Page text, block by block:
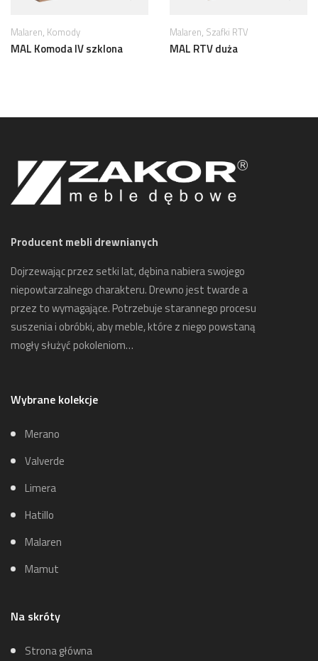
Malaren, Komody
MAL Komoda IV szklona
Malaren, Szafki RTV
MAL RTV duża
Producent mebli drewnianych
Dojrzewając przez setki lat, dębina nabiera swojego
niepowtarzalnego charakteru. Drewno jest twarde a
przez to wymagające. Potrzebuje starannego procesu
suszenia i obróbki, aby meble, które z niego powstaną
mogły służyć pokoleniom…
Wybrane kolekcje
Merano
Valverde
Limera
Hatillo
Malaren
Mamut
Na skróty
Strona główna